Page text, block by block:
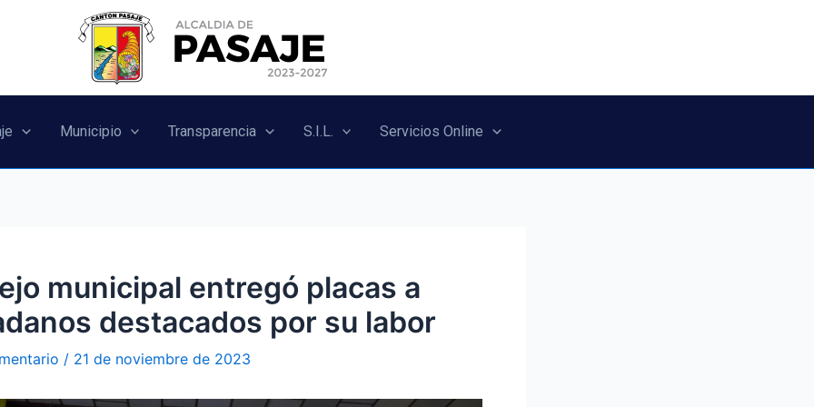
Municipio Transparencia S.I.L. Servicios Online
municipal entregó placas a
destacados por su labor
/ 21 de noviembre de 2023